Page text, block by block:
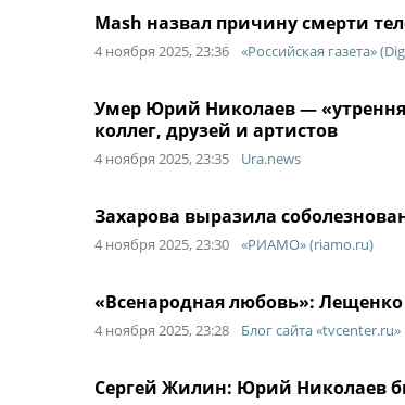
Mash назвал причину смерти
4 ноября 2025, 23:36 «Российская газета»
Умер Юрий Николаев —
коллег, друзей и артистов
4 ноября 2025, 23:35 Ura.news
Захарова выразила
4 ноября 2025, 23:30 «РИАМО» (riamo.ru)
«Всенародная любовь»:
4 ноября 2025, 23:28 Блог сайта «tvcenter.ru»
Сергей Жилин: Юрий Николаев